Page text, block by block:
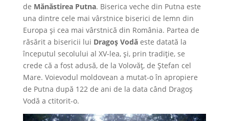
de Mănăstirea Putna. Biserica veche din Putna este
una dintre cele mai vârstnice biserici de lemn din
Europa şi cea mai vârstnică din România. Partea de
răsărit a bisericii lui Dragoş Vodăeste datată la
începutul secolului al XV-lea, şi, prin tradiţie, se
crede că a fost adusă, de la Volovăţ, de Ştefan cel
Mare. Voievodul moldovean a mutat-o în apropiere
de Putna după 122 de ani de la data când Dragoş
Vodă a ctitorit-o.